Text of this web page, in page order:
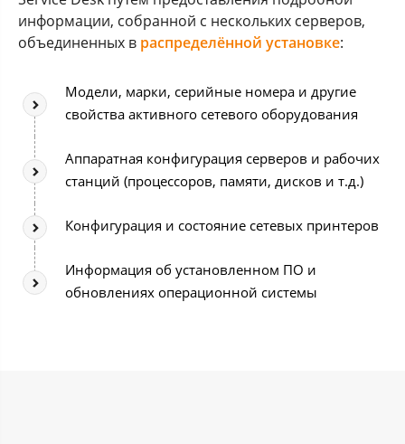
информации, собранной с нескольких серверов,
объединенных в распределённой установке:
Модели, марки, серийные номера и другие
свойства активного сетевого оборудования
Аппаратная конфигурация серверов и рабочих
станций (процессоров, памяти, дисков и т.д.)
Конфигурация и состояние сетевых принтеров
Информация об установленном ПО и
обновлениях операционной системы